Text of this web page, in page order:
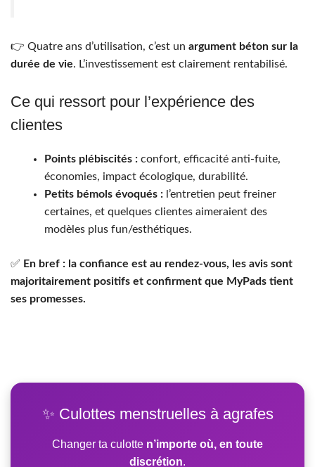
👉 Quatre ans d’utilisation, c’est un argument béton sur la
durée de vie. L’investissement est clairement rentabilisé.
Ce qui ressort pour l’expérience des
clientes
Points plébiscités : confort, efficacité anti-fuite,
économies, impact écologique, durabilité.
Petits bémols évoqués : l’entretien peut freiner
certaines, et quelques clientes aimeraient des
modèles plus fun/esthétiques.
✅ En bref : la confiance est au rendez-vous, les avis sont
majoritairement positifs et confirment que MyPads tient
ses promesses.
✨ Culottes menstruelles à agrafes
Changer ta culotte n’importe où, en toute
discrétion.